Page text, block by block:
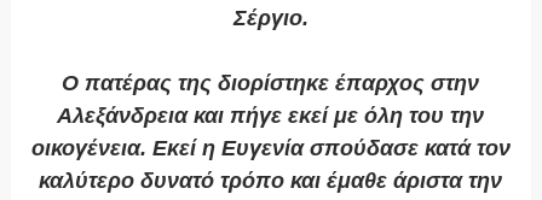
Σέργιο.
Ο πατέρας της διορίστηκε έπαρχος στην
Αλεξάνδρεια και πήγε εκεί με όλη του την
οικογένεια. Εκεί η Ευγενία σπούδασε κατά τον
καλύτερο δυνατό τρόπο και έμαθε άριστα την